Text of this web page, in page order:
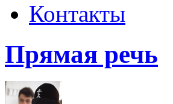
Контакты
Прямая речь